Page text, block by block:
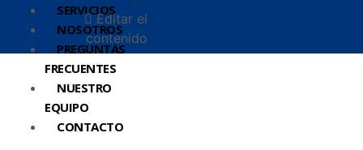
SERVICIOS
NOSOTROS
PREGUNTAS
FRECUENTES
NUESTRO
EQUIPO
CONTACTO
Editar el
contenido